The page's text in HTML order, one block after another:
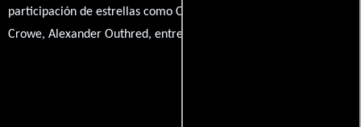
participación de estrellas como Charlotte Rampling, Russell
Crowe, Alexander Outhred, entre otros.